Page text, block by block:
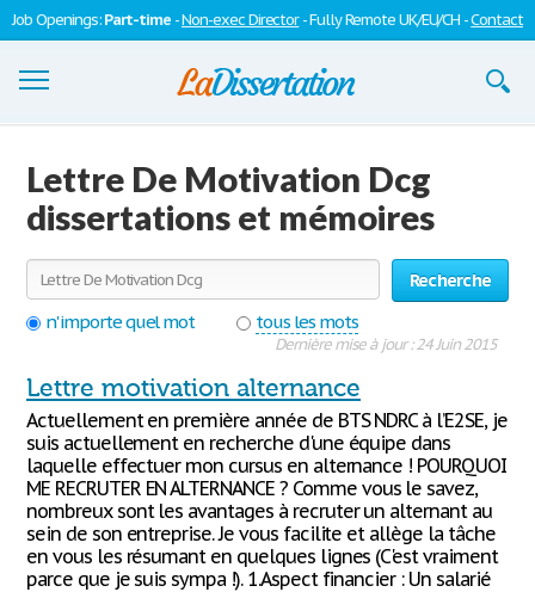
Job Openings:Part-time -Non-exec Director- Fully Remote UK/EU/CH -Contact
S'inscrire
Se connecter
Contactez-nous
Lettre De Motivation Dcg
dissertations et mémoires
Recherche
n'importe quel mot
tous les mots
Dernière mise à jour : 24 Juin 2015
Lettre motivation alternance
Actuellement en première année de BTS NDRC à l’E2SE, je
suis actuellement en recherche d'une équipe dans
laquelle effectuer mon cursus en alternance ! POURQUOI
ME RECRUTER EN ALTERNANCE ? Comme vous le savez,
nombreux sont les avantages à recruter un alternant au
sein de son entreprise. Je vous facilite et allège la tâche
en vous les résumant en quelques lignes (C'est vraiment
parce que je suis sympa !). 1.Aspect financier : Un salarié